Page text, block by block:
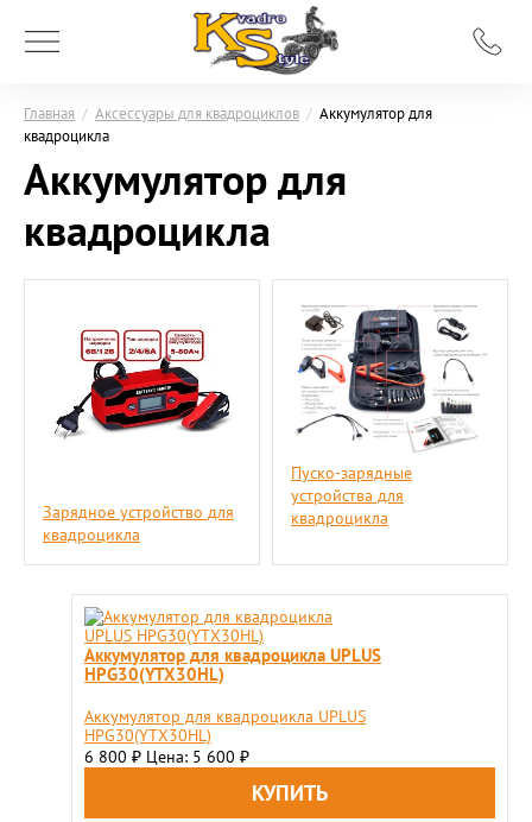
Главная / Аксессуары для квадроциклов / Аккумулятор для
квадроцикла
Аккумулятор для
квадроцикла
Зарядное устройство для
квадроцикла
Пуско-зарядные
устройства для
квадроцикла
Aккумулятор для квадроцикла UPLUS
HPG30(YTX30HL)
Aккумулятор для квадроцикла UPLUS
HPG30(YTX30HL)
6 800 ₽ Цена: 5 600 ₽